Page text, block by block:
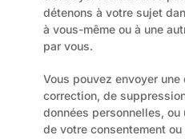
détenons à votre sujet
à vous-même ou à une
par vous.
Vous pouvez envoyer une
correction, de
données personnelles,
de votre consentement ou